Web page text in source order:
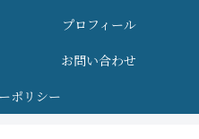
プロフィール
お問い合わせ
ポリシー